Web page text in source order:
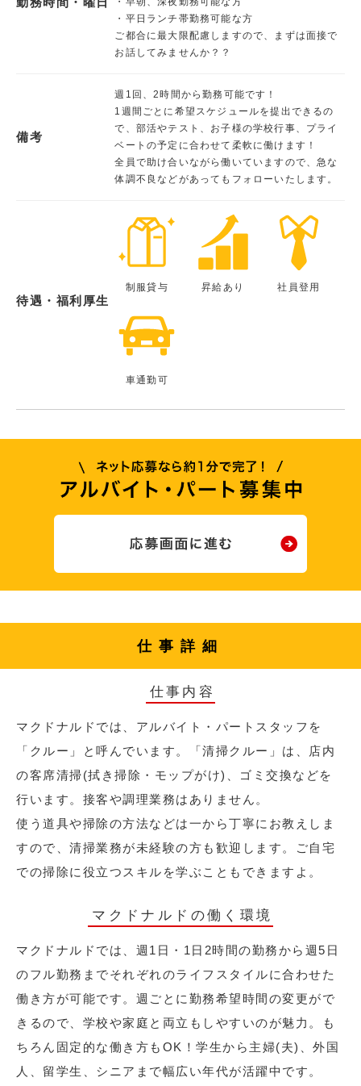
・平日ランチ帯勤務可能な方
ご都合に最大限配慮しますので、まずは面接で
お話してみませんか？？
備考
週1回、2時間から勤務可能です！
1週間ごとに希望スケジュールを提出できるの
で、部活やテスト、お子様の学校行事、プライ
ベートの予定に合わせて柔軟に働けます！
全員で助け合いながら働いていますので、急な
体調不良などがあってもフォローいたします。
待遇・福利厚生
制服貸与 昇給あり 社員登用
車通勤可
仕事詳細
仕事内容
マクドナルドでは、アルバイト・パートスタッフを
「クルー」と呼んでいます。「清掃クルー」は、店内
の客席清掃(拭き掃除・モップがけ)、ゴミ交換などを
行います。接客や調理業務はありません。
使う道具や掃除の方法などは一から丁寧にお教えしま
すので、清掃業務が未経験の方も歓迎します。ご自宅
での掃除に役立つスキルを学ぶこともできますよ。
マクドナルドの働く環境
マクドナルドでは、週1日・1日2時間の勤務から週5日
のフル勤務までそれぞれのライフスタイルに合わせた
働き方が可能です。週ごとに勤務希望時間の変更がで
きるので、学校や家庭と両立もしやすいのが魅力。も
ちろん固定的な働き方もOK！学生から主婦(夫)、外国
人、留学生、シニアまで幅広い年代が活躍中です。